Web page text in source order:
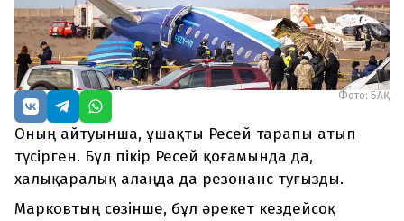
Фото: БАҚ
Оның айтуынша, ұшақты Ресей тарапы атып
түсірген. Бұл пікір Ресей қоғамында да,
халықаралық алаңда да резонанс туғызды.
Марковтың сөзінше, бұл әрекет кездейсоқ